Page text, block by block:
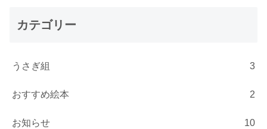
カテゴリー
うさぎ組 3
おすすめ絵本 2
お知らせ 10